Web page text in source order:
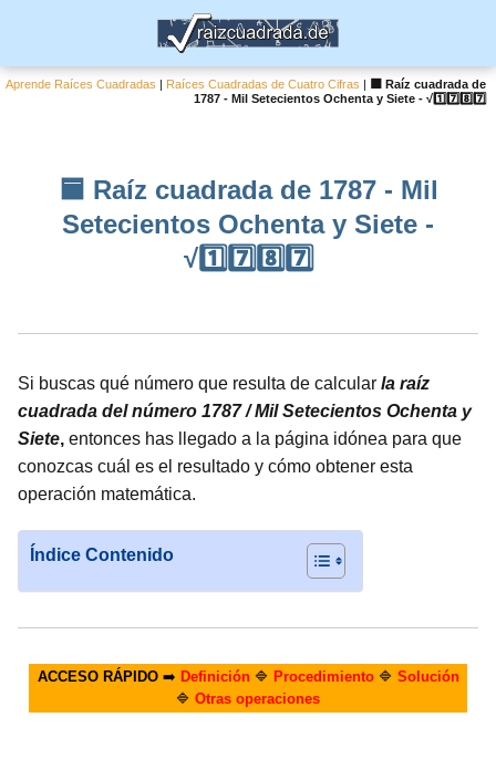
Aprende Raíces Cuadradas | Raíces Cuadradas de Cuatro Cifras |
🟦 Raíz cuadrada de
1787 - Mil Setecientos Ochenta y Siete - √1️⃣7️⃣8️⃣7️⃣
🟦 Raíz cuadrada de 1787 - Mil
Setecientos Ochenta y Siete -
√1️⃣7️⃣8️⃣7️⃣
Si buscas qué número que resulta de calcular la raíz
cuadrada del número 1787 / Mil Setecientos Ochenta y
Siete, entonces has llegado a la página idónea para que
conozcas cuál es el resultado y cómo obtener esta
operación matemática.
Índice Contenido
ACCESO RÁPIDO➡️ Definición🔷 Procedimiento🔷 Solución
🔷 Otras operaciones